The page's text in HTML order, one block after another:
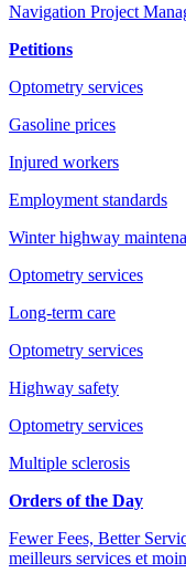
Navigation Project
Petitions
Optometry services
Gasoline prices
Injured workers
Employment standards
Winter highway
Optometry services
Long-term care
Optometry services
Highway safety
Optometry services
Multiple sclerosis
Orders of the Day
Fewer Fees, Better
meilleurs services et